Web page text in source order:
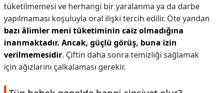
tüketilmemesi ve herhangi bir yaralanma ya da darbe
yapılmaması koşuluyla oral ilişki tercih edilir. Öte yandan
bazı âlimler meni tüketiminin caiz olmadığına
inanmaktadır. Ancak, güçlü görüş, buna izin
verilmemesidir. Çiftin daha sonra temizliği sağlamak
için ağızlarını çalkalaması gerekir.